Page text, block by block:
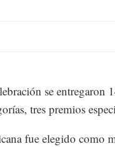
se entregaron
tres premios
fue elegido como